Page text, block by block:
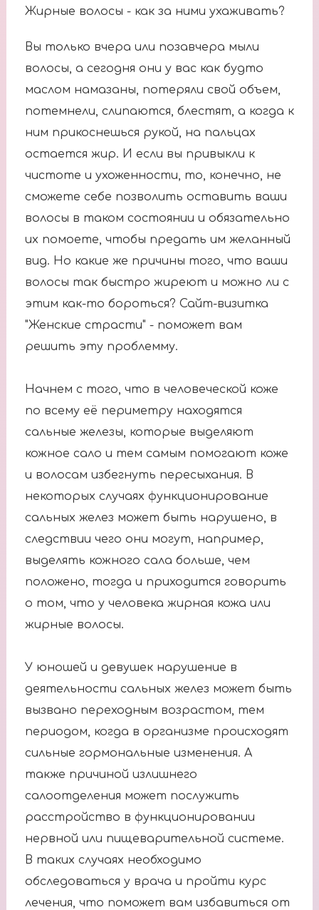
Жирные волосы - как за ними ухаживать?
Вы только вчера или позавчера мыли
волосы, а сегодня они у вас как будто
маслом намазаны, потеряли свой объем,
потемнели, слипаются, блестят, а когда к
ним прикоснешься рукой, на пальцах
остается жир. И если вы привыкли к
чистоте и ухоженности, то, конечно, не
сможете себе позволить оставить ваши
волосы в таком состоянии и обязательно
их помоете, чтобы предать им желанный
вид. Но какие же причины того, что ваши
волосы так быстро жиреют и можно ли с
этим как-то бороться? Сайт-визитка
"Женские страсти" - поможет вам
решить эту проблемму.
Начнем с того, что в человеческой коже
по всему её периметру находятся
сальные железы, которые выделяют
кожное сало и тем самым помогают коже
и волосам избегнуть пересыхания. В
некоторых случаях функционирование
сальных желез может быть нарушено, в
следствии чего они могут, например,
выделять кожного сала больше, чем
положено, тогда и приходится говорить
о том, что у человека жирная кожа или
жирные волосы.
У юношей и девушек нарушение в
деятельности сальных желез может быть
вызвано переходным возрастом, тем
периодом, когда в организме происходят
сильные гормональные изменения. А
также причиной излишнего
салоотделения может послужить
расстройство в функционировании
нервной или пищеварительной системе.
В таких случаях необходимо
обследоваться у врача и пройти курс
лечения, что поможет вам избавиться от